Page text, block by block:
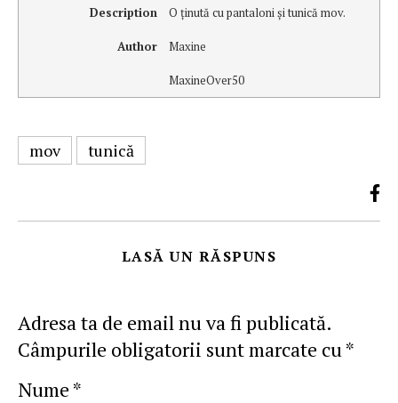
Description O ţinută cu pantaloni şi tunică mov.
Author Maxine
MaxineOver50
mov tunică
LASĂ UN RĂSPUNS
Adresa ta de email nu va fi publicată.
Câmpurile obligatorii sunt marcate cu*
Nume *